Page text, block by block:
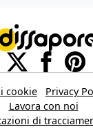
cookie Privacy
Lavora con noi
di